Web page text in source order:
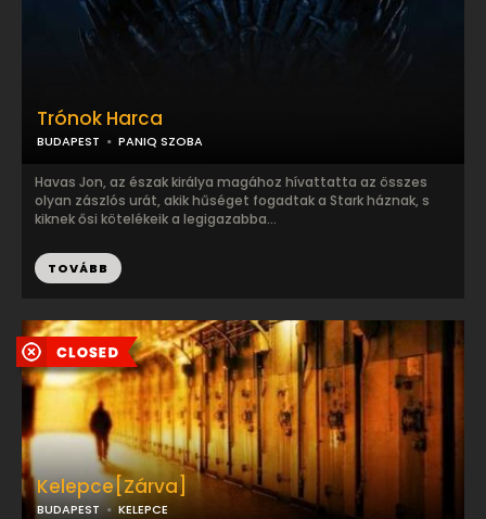
Trónok Harca
BUDAPEST PANIQ SZOBA
Havas Jon, az észak királya magához hívattatta az összes
olyan zászlós urát, akik hűséget fogadtak a Stark háznak, s
kiknek ősi kötelékeik a legigazabba...
TOVÁBB
Kelepce[Zárva]
BUDAPEST KELEPCE